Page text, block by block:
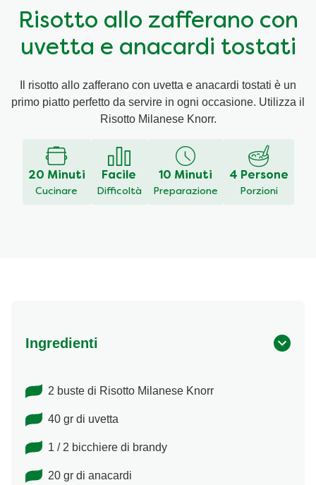
Ricette a base di cereali
Consigli del mestiere
Insaporitori
Risotto allo zafferano con
uvetta e anacardi tostati
Il risotto allo zafferano con uvetta e anacardi tostati è un
primo piatto perfetto da servire in ogni occasione. Utilizza il
Risotto Milanese Knorr.
20 Minuti
Cucinare
Facile
Difficoltà
10 Minuti
Preparazione
4 Persone
Porzioni
Ingredienti
2 buste di Risotto Milanese Knorr
40 gr di uvetta
1 / 2 bicchiere di brandy
20 gr di anacardi